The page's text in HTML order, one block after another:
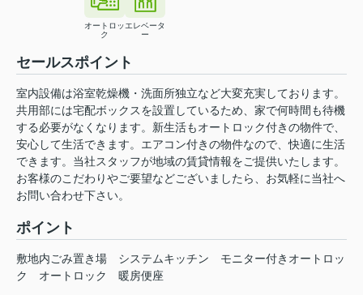
オートロッ
ク
エレベータ
ー
セールスポイント
室内設備は浴室乾燥機・洗面所独立など大変充実しております。
共用部には宅配ボックスを設置しているため、家で何時間も待機
する必要がなくなります。新生活もオートロック付きの物件で、
安心して生活できます。エアコン付きの物件なので、快適に生活
できます。当社スタッフが地域の賃貸情報をご提供いたします。
お客様のこだわりやご要望などございましたら、お気軽に当社へ
お問い合わせ下さい。
ポイント
敷地内ごみ置き場 システムキッチン
モニター付きオートロッ
ク
オートロック 暖房便座